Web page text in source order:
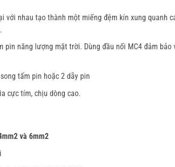
với nhau tạo thành một miếng đệm kín xung quanh
pin năng lượng mặt trời. Dùng đầu nối MC4 đảm
tấm pin hoặc 2 dãy pin
cực tím, chịu dòng cao.
và 6mm2